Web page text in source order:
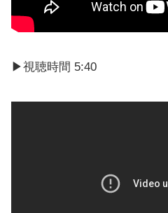
▶視聴時間 5:40